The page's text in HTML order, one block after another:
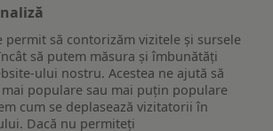
permit să contorizăm vizitele și sursele
să putem măsura și îmbunătăți
ului nostru. Acestea ne ajută să
mai populare sau mai puțin populare
cum se deplasează vizitatorii în
Dacă nu permiteți